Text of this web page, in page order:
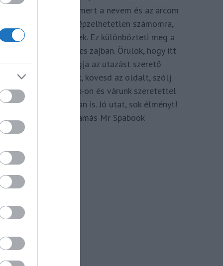
megkomponálva, mert a nevem és az arcom
adom hozzá. Elképzelhetetlen számomra,
hogy ne így tegyek. Ez különbözteti meg a
Spabook-ot a netes zajban. Örülök, hogy itt
vagy, légy tagja az utazást szerető
Közösségünknek, kövesd az oldalt, szólj
hozzá a Facebook-on és várunk szeretettel
zárt csoportunkban is. Jó utat, sok élményt!
Kassay Tamás Mr Spabook